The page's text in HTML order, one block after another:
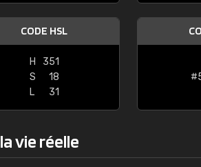
CODE HSL
H
351
S
18
L
31
vie réelle